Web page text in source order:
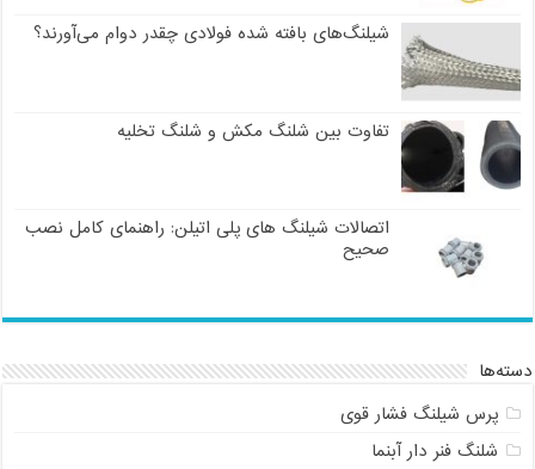
شیلنگ‌های بافته شده فولادی چقدر دوام می‌آورند؟
تفاوت بین شلنگ مکش و شلنگ تخلیه
اتصالات شیلنگ های پلی اتیلن: راهنمای کامل نصب
صحیح
پرس شیلنگ فشار قوی
شلنگ فنر دار آبنما